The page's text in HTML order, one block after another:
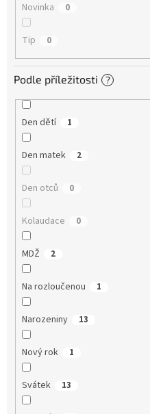
Novinka 0
Tip 0
Podle příležitosti ?
Den dětí 1
Den matek 2
Den otců 0
Kolaudace 0
MDŽ 2
Na rozloučenou 1
Narozeniny 13
Nový rok 1
Svátek 13